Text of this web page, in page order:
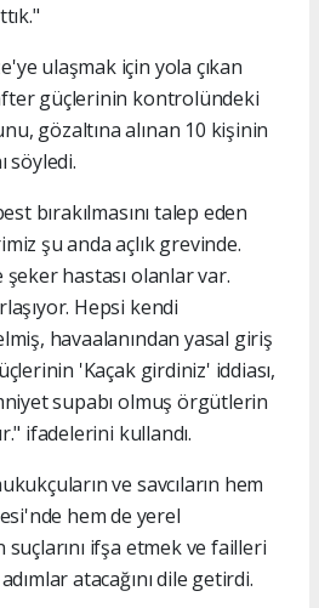
ulaşmak için yola çıkan
güçlerinin kontrolündeki
gözaltına alınan 10 kişinin
söyledi.
bırakılmasını talep eden
şu anda açlık grevinde.
hastası olanlar var.
Hepsi kendi
havaalanından yasal giriş
'Kaçak girdiniz' iddiası,
supabı olmuş örgütlerin
ifadelerini kullandı.
ve savcıların hem
hem de yerel
ifşa etmek ve failleri
atacağını dile getirdi.